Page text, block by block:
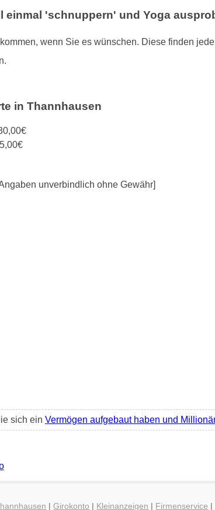
einmal 'schnuppern' und Yoga
wenn Sie es wünschen. Diese finden
in Thannhausen
unverbindlich ohne Gewähr]
sich ein Vermögen aufgebaut haben und
|Girokonto | Kleinanzeigen | Firmenservice |